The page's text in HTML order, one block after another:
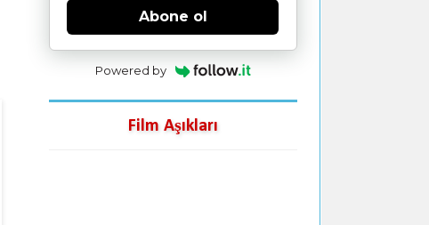
Abone ol
Powered by
Film Aşıkları